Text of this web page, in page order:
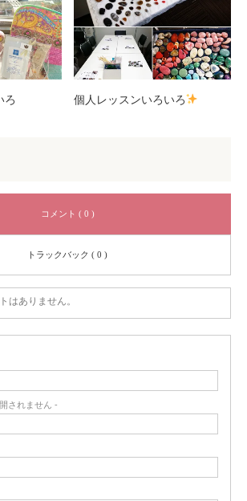
ろ 個人レッスンいろいろ
コメント ( 0 )
トラックバック ( 0 )
はありません。
されません -